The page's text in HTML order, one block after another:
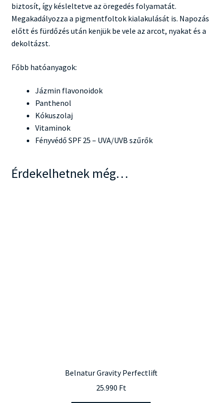
biztosít, így késleltetve az öregedés folyamatát.
Megakadályozza a pigmentfoltok kialakulását is. Napozás
előtt és fürdőzés után kenjük be vele az arcot, nyakat és a
dekoltázst.
Főbb hatóanyagok:
Jázmin flavonoidok
Panthenol
Kókuszolaj
Vitaminok
Fényvédő SPF 25 – UVA/UVB szűrők
Érdekelhetnek még…
Belnatur Gravity Perfectlift
25.990 Ft